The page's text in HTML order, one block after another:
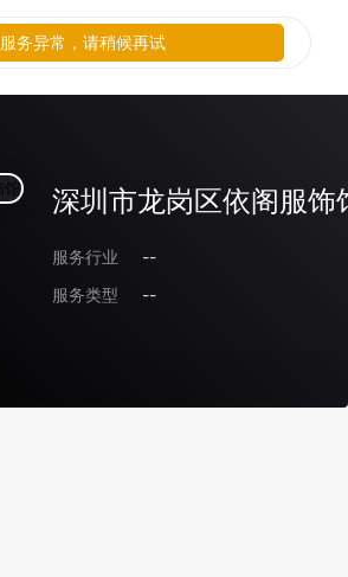
深圳市龙岗区依阁服饰
服务行业
--
服务类型
--
服务异常，请稍候再试